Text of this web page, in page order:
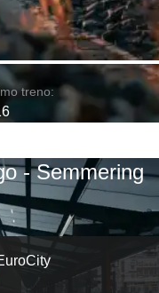
treno:
- Semmering